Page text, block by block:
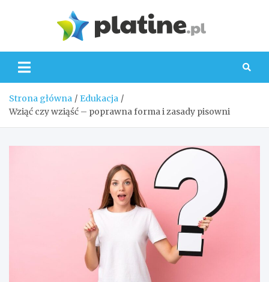
Strona główna
Edukacja
Wziąć czy wziąść – poprawna forma i zasady pisowni